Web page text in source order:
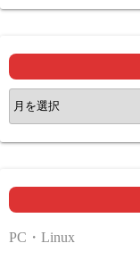
ア
ー
カ
ブ
PC・Linux